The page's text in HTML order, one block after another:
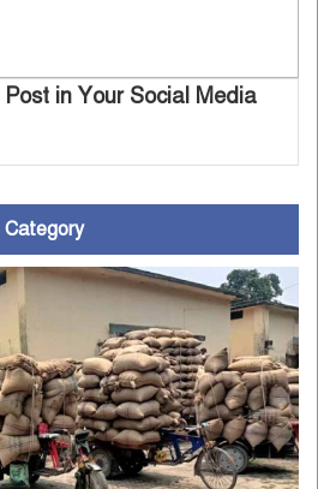
in Your Social Media